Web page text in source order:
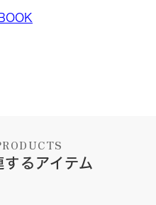
るアイテム